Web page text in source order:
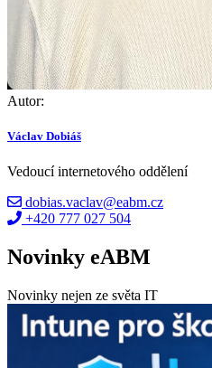
Autor:
Václav Dobiáš
Vedoucí internetového oddělení
dobias.vaclav@eabm.cz
+420 777 027 504
Novinky eABM
Novinky nejen ze světa IT